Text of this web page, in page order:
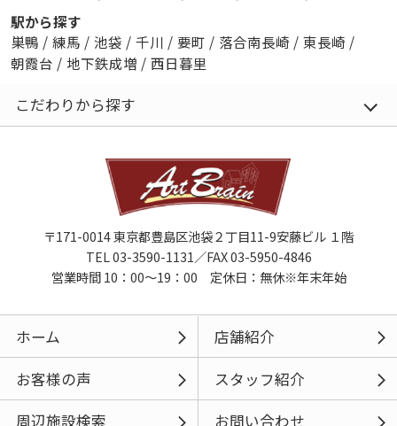
駅から探す
巣鴨 / 練馬 / 池袋 / 千川 / 要町 / 落合南長崎 / 東長崎 /
朝霞台 / 地下鉄成増 / 西日暮里
こだわりから探す
〒171-0014 東京都豊島区池袋２丁目11-9安藤ビル １階
TEL 03-3590-1131／FAX 03-5950-4846
営業時間 10：00～19：00 定休日：無休※年末年始
ホーム
店舗紹介
お客様の声
スタッフ紹介
周辺施設検索
お問い合わせ